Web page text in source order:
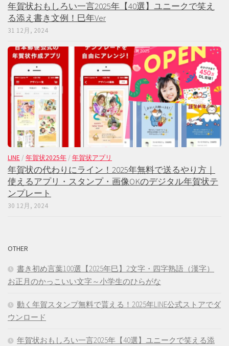
年賀状おもしろい一言2025年【40選】ユニークで笑え
る添え書き文例！巳年Ver
31 12月, 2024
LINE / 年賀状2025年 / 年賀状アプリ
年賀状の代わりにライン！2025年無料で送るやり方｜
使えるアプリ・スタンプ・画像OKのデジタル年賀状テ
ンプレート
30 12月, 2024
OTHER
書き初め言葉100選【2025年巳】2文字・四字熟語（漢字）
お正月のかっこいい文字～小学生のひらがな
動く年賀スタンプ無料で貰える！2025年LINE公式ストアでダ
ウンロード
年賀状おもしろい一言2025年【40選】ユニークで笑える添